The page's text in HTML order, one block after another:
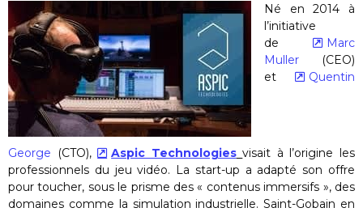
Né en 2014 à
l’initiative
de
Marc
Muller (CEO)
et
Quentin
George (CTO), Aspic Technologies visait à l’origine les
professionnels du jeu vidéo. La start-up a adapté son offre
pour toucher, sous le prisme des « contenus immersifs », des
domaines comme la simulation industrielle. Saint-Gobain en